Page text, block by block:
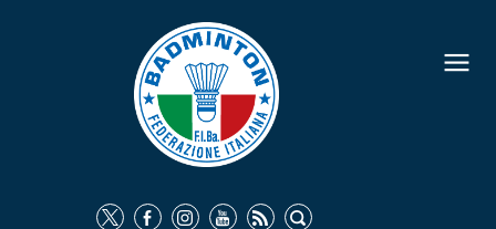
FEDERAZIONE
IDENTITÀ
COMMISSIONI FEDERALI